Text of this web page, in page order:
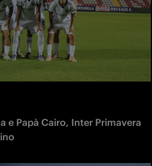
e Papà Cairo, Inter Primavera